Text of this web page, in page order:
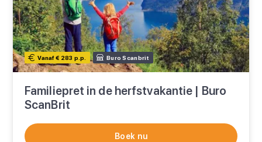
Vanaf € 283 p.p. Buro Scanbrit
Familiepret in de herfstvakantie | Buro
ScanBrit
Boek nu